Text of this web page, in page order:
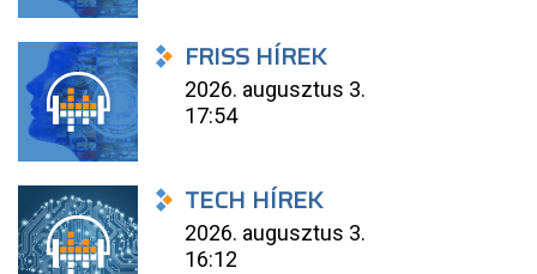
FRISS HÍREK
2026. augusztus 3.
17:54
TECH HÍREK
2026. augusztus 3.
16:12